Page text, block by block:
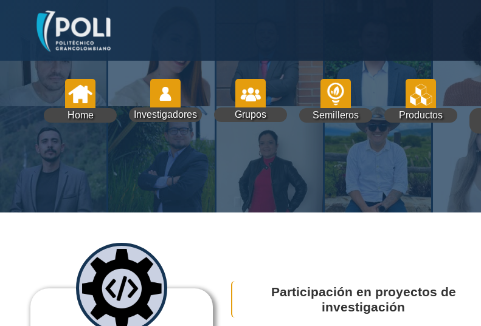
Home Investigadores Grupos Semilleros Productos
Participación en proyectos de
investigación